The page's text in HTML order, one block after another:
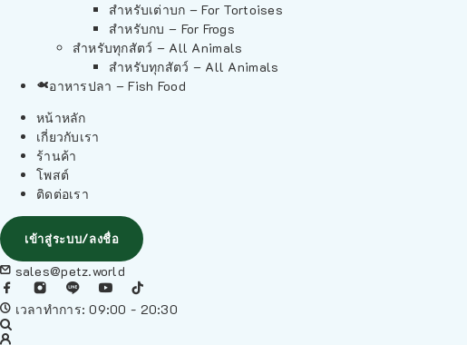
สำหรับเต่าบก – For Tortoises
สำหรับกบ – For Frogs
สำหรับทุกสัตว์ – All Animals
สำหรับทุกสัตว์ – All Animals
อาหารปลา – Fish Food
หน้าหลัก
เกี่ยวกับเรา
ร้านค้า
โพสต์
ติดต่อเรา
เข้าสู่ระบบ/ลงชื่อ
sales@petz.world
เวลาทำการ: 09:00 - 20:30